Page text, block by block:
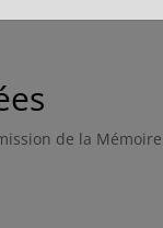
de la Mémoire